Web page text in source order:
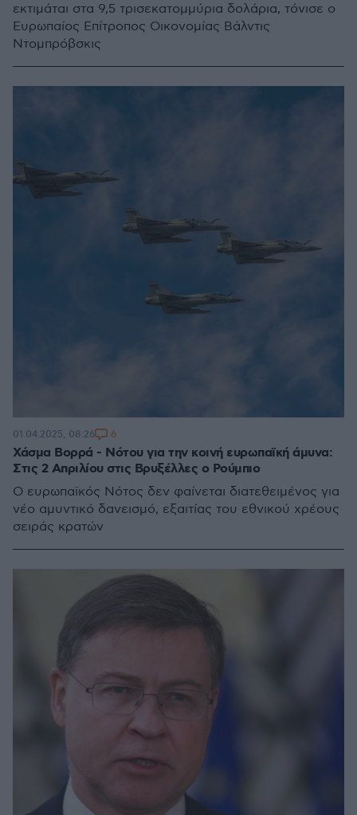
εκτιμάται στα 9,5 τρισεκατομμύρια δολάρια, τόνισε o
Ευρωπαίος Eπίτροπος Οικονομίας Βάλντις
Ντομπρόβσκις
Χάσμα Βορρά - Νότου για την κοινή ευρωπαϊκή άμυνα:
Στις 2 Απριλίου στις Βρυξέλλες ο Ρούμπιο
Ο ευρωπαϊκός Νότος δεν φαίνεται διατεθειμένος για
νέο αμυντικό δανεισμό, εξαιτίας του εθνικού χρέους
σειράς κρατών
01.04.2025, 08:26 6